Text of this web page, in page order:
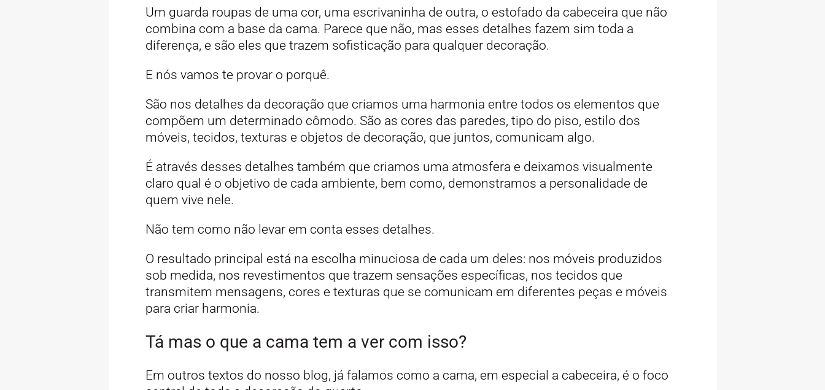
Um guarda roupas de uma cor, uma escrivaninha de outra, o estofado da cabeceira que não
combina com a base da cama. Parece que não, mas esses detalhes fazem sim toda a
diferença, e são eles que trazem sofisticação para qualquer decoração.
E nós vamos te provar o porquê.
São nos detalhes da decoração que criamos uma harmonia entre todos os elementos que
compõem um determinado cômodo. São as cores das paredes, tipo do piso, estilo dos
móveis, tecidos, texturas e objetos de decoração, que juntos, comunicam algo.
É através desses detalhes também que criamos uma atmosfera e deixamos visualmente
claro qual é o objetivo de cada ambiente, bem como, demonstramos a personalidade de
quem vive nele.
Não tem como não levar em conta esses detalhes.
O resultado principal está na escolha minuciosa de cada um deles: nos móveis produzidos
sob medida, nos revestimentos que trazem sensações específicas, nos tecidos que
transmitem mensagens, cores e texturas que se comunicam em diferentes peças e móveis
para criar harmonia.
Tá mas o que a cama tem a ver com isso?
Em outros textos do nosso blog, já falamos como a cama, em especial a cabeceira, é o foco